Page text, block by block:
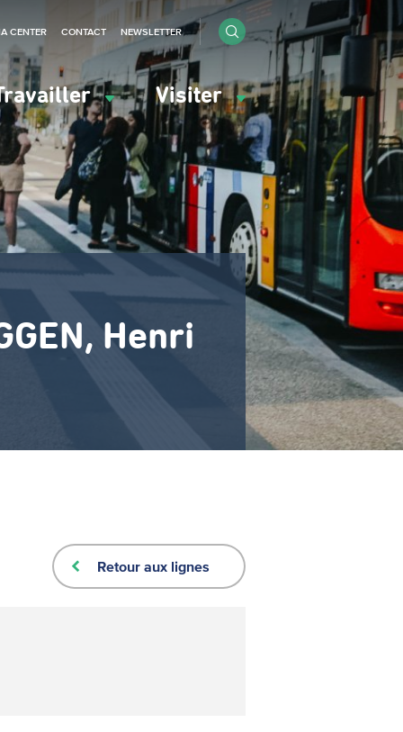
Visiter
CENTER CONTACT NEWSLETTER
Henri
Retour aux lignes